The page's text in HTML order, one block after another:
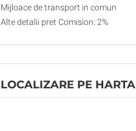
Mijloace de transport in comun
Alte detalii pret Comision: 2%
LOCALIZARE PE HARTA